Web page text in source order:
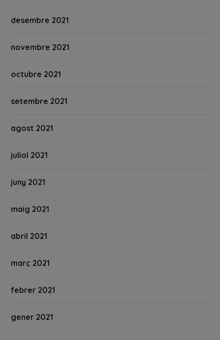
desembre 2021
novembre 2021
octubre 2021
setembre 2021
agost 2021
juliol 2021
juny 2021
maig 2021
abril 2021
març 2021
febrer 2021
gener 2021